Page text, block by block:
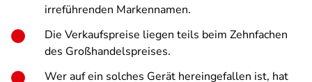
irreführenden Markennamen.
Die Verkaufspreise liegen teils beim Zehnfachen
des Großhandelspreises.
Wer auf ein solches Gerät hereingefallen ist, hat